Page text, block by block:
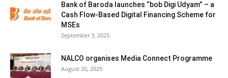
Bank of Baroda launches “bob Digi Udyam” – a
Cash Flow-Based Digital Financing Scheme for
MSEs
September 3, 2025
NALCO organises Media Connect Programme
August 20, 2025